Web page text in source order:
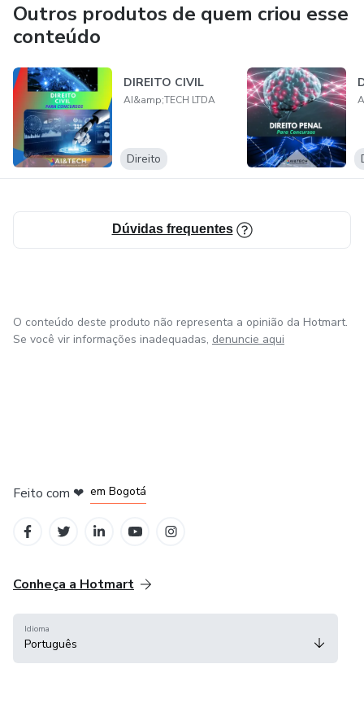
Outros produtos de quem criou esse
conteúdo
DIREITO CIVIL
AI&amp;TECH LTDA
Direito
Dúvidas frequentes
O conteúdo deste produto não representa a opinião da Hotmart.
Se você vir informações inadequadas, denuncie aqui
Feito com ❤ em Bogotá
Conheça a Hotmart
Idioma
Português